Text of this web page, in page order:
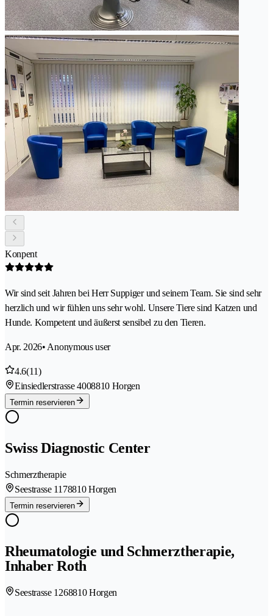
Konpent
Wir sind seit Jahren bei Herr Suppiger und seinem Team. Sie sind sehr
herzlich und wir fühlen uns sehr wohl. Unsere Tiere sind Katzen und
Hunde. Kompetent und äußerst sensibel zu den Tieren.
Apr. 2026• Anonymous user
4.6(11)
Einsiedlerstrasse 4008810 Horgen
Termin reservieren
Swiss Diagnostic Center
Schmerztherapie
Seestrasse 1178810 Horgen
Termin reservieren
Rheumatologie und Schmerztherapie,
Inhaber Roth
Seestrasse 1268810 Horgen